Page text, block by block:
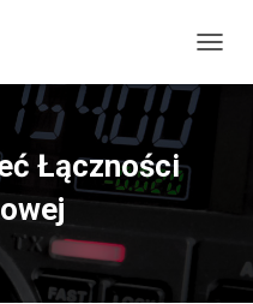
Łączności